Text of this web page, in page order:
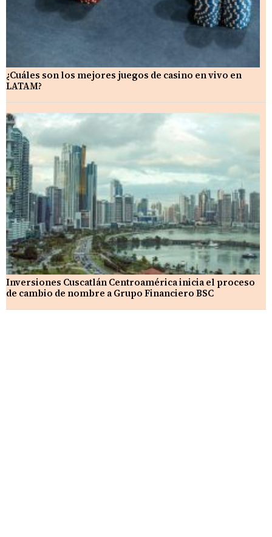
¿Cuáles son los mejores juegos de casino en vivo en
LATAM?
Inversiones Cuscatlán Centroamérica inicia el proceso
de cambio de nombre a Grupo Financiero BSC